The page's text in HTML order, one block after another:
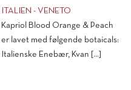
ITALIEN - VENETO
Kapriol Blood Orange & Peach
er lavet med følgende botaicals:
Italienske Enebær, Kvan [...]